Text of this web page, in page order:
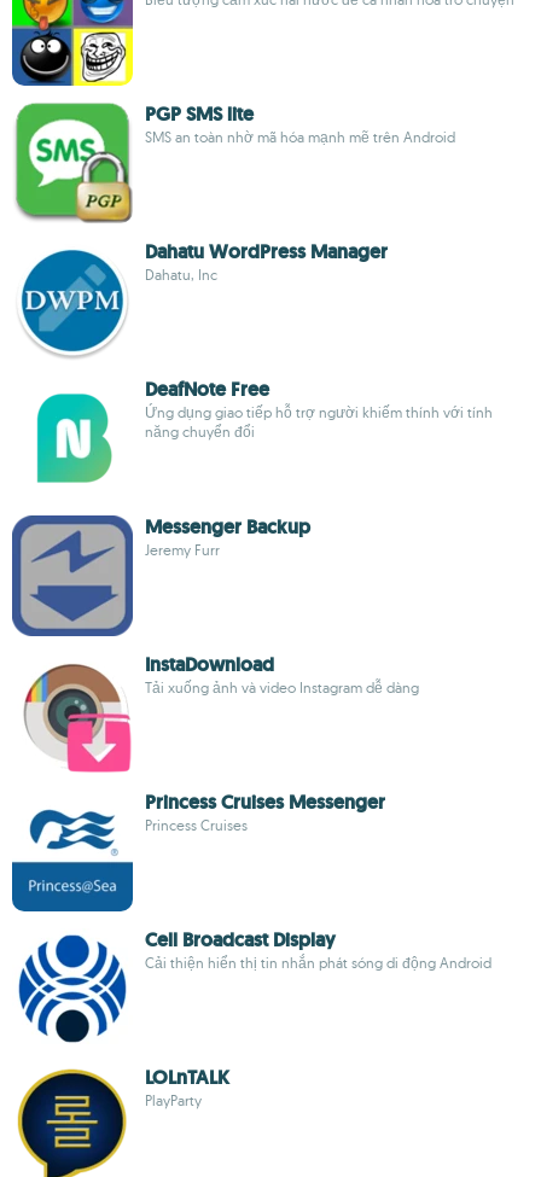
PGP SMS lite
SMS an toàn nhờ mã hóa mạnh mẽ trên Android
Dahatu WordPress Manager
Dahatu, Inc
DeafNote Free
Ứng dụng giao tiếp hỗ trợ người khiếm thính với tính
năng chuyển đổi
Messenger Backup
Jeremy Furr
InstaDownload
Tải xuống ảnh và video Instagram dễ dàng
Princess Cruises Messenger
Princess Cruises
Cell Broadcast Display
Cải thiện hiển thị tin nhắn phát sóng di động Android
LOLnTALK
PlayParty